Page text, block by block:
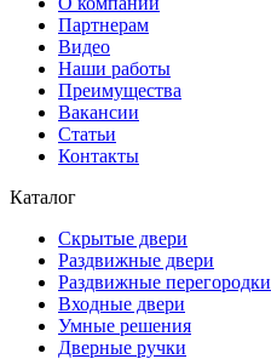
Партнерам
Видео
Наши работы
Преимущества
Вакансии
Статьи
Контакты
Каталог
Скрытые двери
Раздвижные двери
Раздвижные перегородки
Входные двери
Умные решения
Дверные ручки